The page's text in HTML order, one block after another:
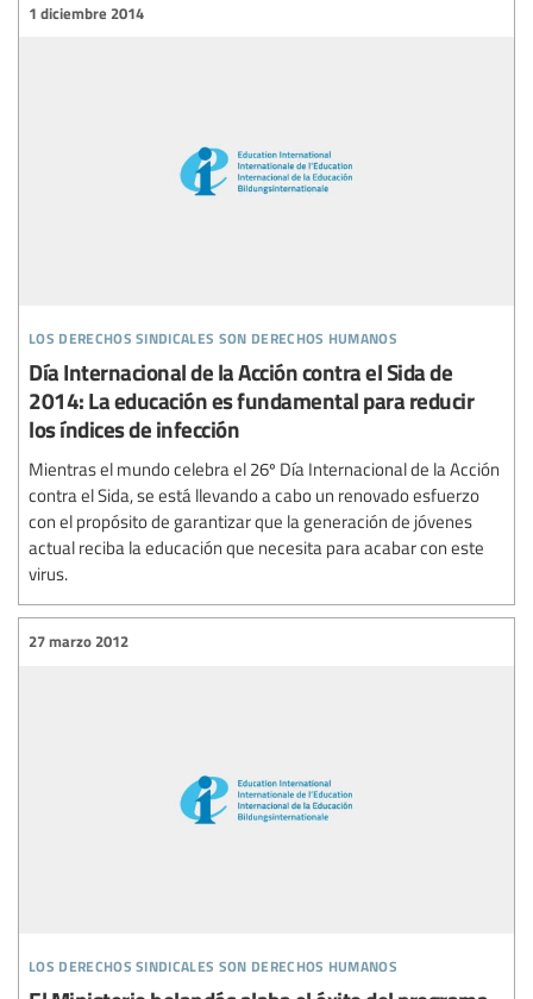
los derechos sindicales son derechos humanos
1 diciembre 2014
Día Internacional de la Acción contra el Sida de
2014: La educación es fundamental para reducir
los índices de infección
Mientras el mundo celebra el 26º Día Internacional de la Acción
contra el Sida, se está llevando a cabo un renovado esfuerzo
con el propósito de garantizar que la generación de jóvenes
actual reciba la educación que necesita para acabar con este
virus.
los derechos sindicales son derechos humanos
27 marzo 2012